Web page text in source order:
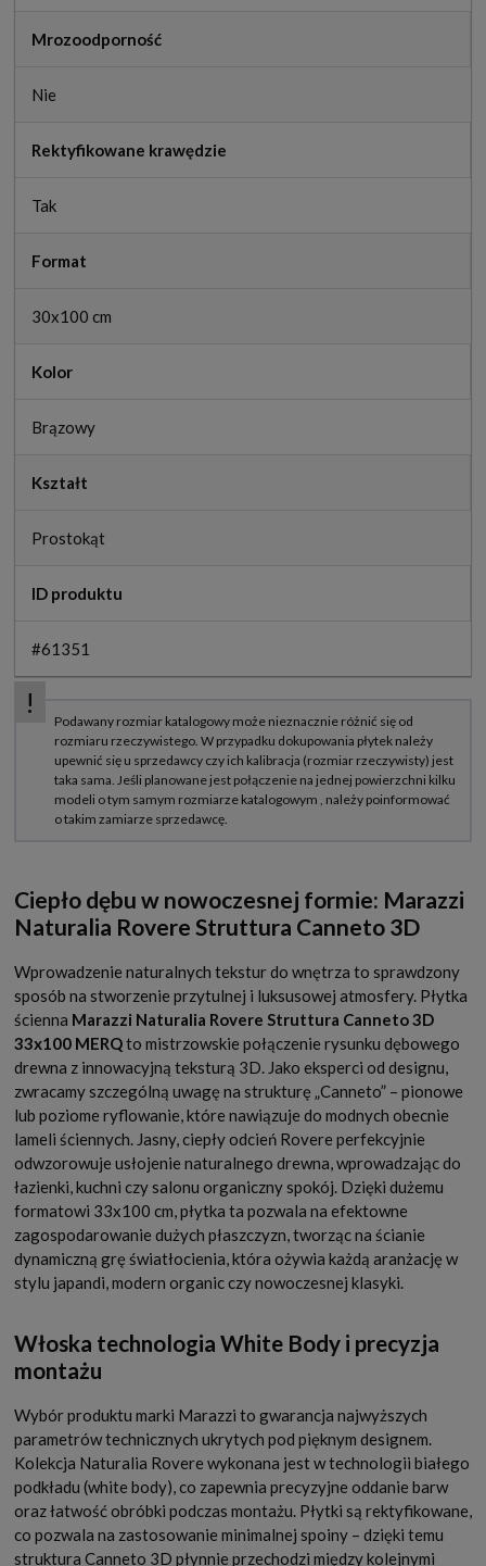
Mrozoodporność
Nie
Rektyfikowane krawędzie
Tak
Format
30x100 cm
Kolor
Brązowy
Kształt
Prostokąt
ID produktu
#61351
Ciepło dębu w nowoczesnej formie: Marazzi
Naturalia Rovere Struttura Canneto 3D
Wprowadzenie naturalnych tekstur do wnętrza to sprawdzony
sposób na stworzenie przytulnej i luksusowej atmosfery. Płytka
ścienna Marazzi Naturalia Rovere Struttura Canneto 3D
33x100 MERQto mistrzowskie połączenie rysunku dębowego
drewna z innowacyjną teksturą 3D. Jako eksperci od designu,
zwracamy szczególną uwagę na strukturę „Canneto” – pionowe
lub poziome ryflowanie, które nawiązuje do modnych obecnie
lameli ściennych. Jasny, ciepły odcień Rovere perfekcyjnie
odwzorowuje usłojenie naturalnego drewna, wprowadzając do
łazienki, kuchni czy salonu organiczny spokój. Dzięki dużemu
formatowi 33x100 cm, płytka ta pozwala na efektowne
zagospodarowanie dużych płaszczyzn, tworząc na ścianie
dynamiczną grę światłocienia, która ożywia każdą aranżację w
stylu japandi, modern organic czy nowoczesnej klasyki.
Włoska technologia White Body i precyzja
montażu
Wybór produktu marki Marazzi to gwarancja najwyższych
parametrów technicznych ukrytych pod pięknym designem.
Kolekcja Naturalia Rovere wykonana jest w technologii białego
podkładu (white body), co zapewnia precyzyjne oddanie barw
oraz łatwość obróbki podczas montażu. Płytki są rektyfikowane,
co pozwala na zastosowanie minimalnej spoiny – dzięki temu
struktura Canneto 3D płynnie przechodzi między kolejnymi